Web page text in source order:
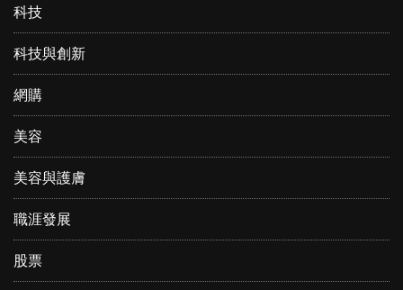
科技
科技與創新
網購
美容
美容與護膚
職涯發展
股票